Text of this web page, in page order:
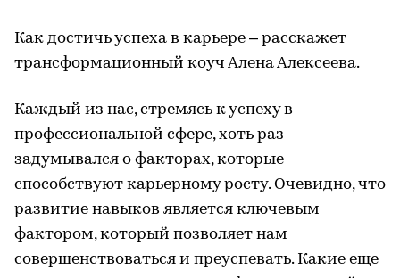
Как достичь успеха в карьере – расскажет
трансформационный коуч Алена Алексеева.
Каждый из нас, стремясь к успеху в
профессиональной сфере, хоть раз
задумывался о факторах, которые
способствуют карьерному росту. Очевидно, что
развитие навыков является ключевым
фактором, который позволяет нам
совершенствоваться и преуспевать. Какие еще